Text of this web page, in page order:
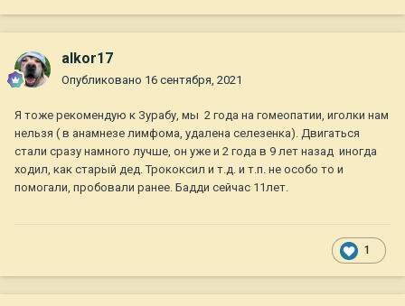
alkor17
Опубликовано 16 сентября, 2021
Я тоже рекомендую к Зурабу, мы 2 года на гомеопатии, иголки нам
нельзя ( в анамнезе лимфома, удалена селезенка). Двигаться
стали сразу намного лучше, он уже и 2 года в 9 лет назад иногда
ходил, как старый дед. Трококсил и т.д. и т.п. не особо то и
помогали, пробовали ранее. Бадди сейчас 11лет.
1